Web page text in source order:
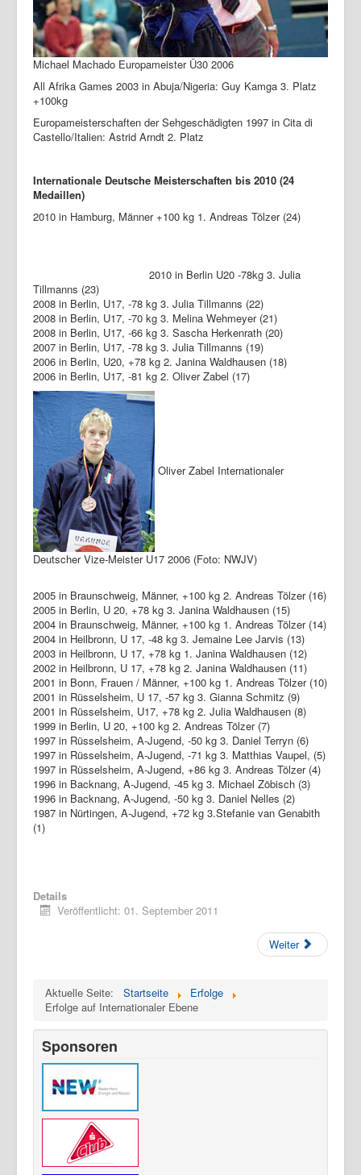
Michael Machado Europameister Ü30 2006
All Afrika Games 2003 in Abuja/Nigeria: Guy Kamga 3. Platz
+100kg
Europameisterschaften der Sehgeschädigten 1997 in Cita di
Castello/Italien: Astrid Arndt 2. Platz
Internationale Deutsche Meisterschaften bis 2010 (24
Medaillen)
2010 in Hamburg, Männer +100 kg 1. Andreas Tölzer (24)
2010 in Berlin U20 -78kg 3. Julia
Tillmanns (23)
2008 in Berlin, U17, -78 kg 3. Julia Tillmanns (22)
2008 in Berlin, U17, -70 kg 3. Melina Wehmeyer (21)
2008 in Berlin, U17, -66 kg 3. Sascha Herkenrath (20)
2007 in Berlin, U17, -78 kg 3. Julia Tillmanns (19)
2006 in Berlin, U20, +78 kg 2. Janina Waldhausen (18)
2006 in Berlin, U17, -81 kg 2. Oliver Zabel (17)
Oliver Zabel Internationaler
Deutscher Vize-Meister U17 2006 (Foto: NWJV)
2005 in Braunschweig, Männer, +100 kg 2. Andreas Tölzer (16)
2005 in Berlin, U 20, +78 kg 3. Janina Waldhausen (15)
2004 in Braunschweig, Männer, +100 kg 1. Andreas Tölzer (14)
2004 in Heilbronn, U 17, -48 kg 3. Jemaine Lee Jarvis (13)
2003 in Heilbronn, U 17, +78 kg 1. Janina Waldhausen (12)
2002 in Heilbronn, U 17, +78 kg 2. Janina Waldhausen (11)
2001 in Bonn, Frauen / Männer, +100 kg 1. Andreas Tölzer (10)
2001 in Rüsselsheim, U 17, -57 kg 3. Gianna Schmitz (9)
2001 in Rüsselsheim, U17, +78 kg 2. Julia Waldhausen (8)
1999 in Berlin, U 20, +100 kg 2. Andreas Tölzer (7)
1997 in Rüsselsheim, A-Jugend, -50 kg 3. Daniel Terryn (6)
1997 in Rüsselsheim, A-Jugend, -71 kg 3. Matthias Vaupel, (5)
1997 in Rüsselsheim, A-Jugend, +86 kg 3. Andreas Tölzer (4)
1996 in Backnang, A-Jugend, -45 kg 3. Michael Zöbisch (3)
1996 in Backnang, A-Jugend, -50 kg 3. Daniel Nelles (2)
1987 in Nürtingen, A-Jugend, +72 kg 3.Stefanie van Genabith
(1)
Details
Veröffentlicht: 01. September 2011
Weiter
Aktuelle Seite: Startseite
Erfolge
Erfolge auf Internationaler Ebene
Sponsoren